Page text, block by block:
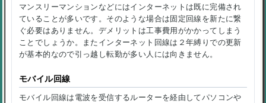
マンスリーマンションなどにはインターネットは既に完備され
ていることが多いです。そのような場合は固定回線を新たに繋
ぐ必要はありません。デメリットは工事費用がかかってしまう
ことでしょうか。またインターネット回線は２年縛りでの更新
が基本的なので引っ越し転勤が多い人には向きません。
モバイル回線
モバイル回線は電波を受信するルーターを経由してパソコンや